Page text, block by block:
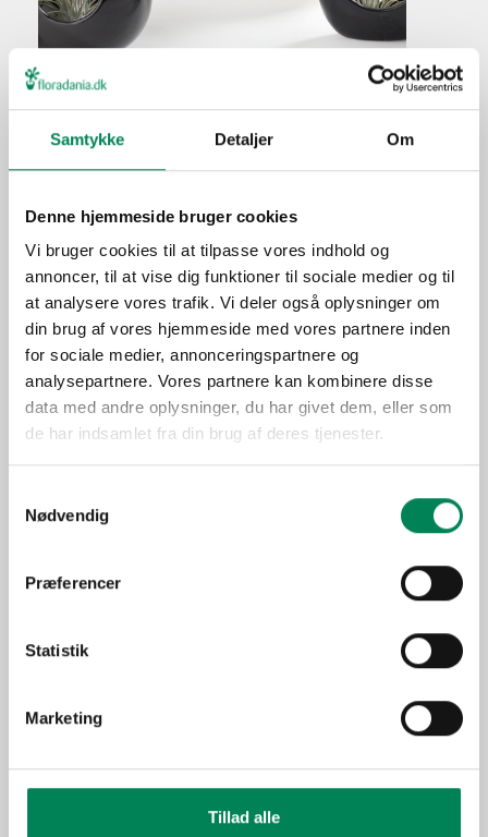
Samtykke Detaljer Om
Denne hjemmeside bruger cookies
Vi bruger cookies til at tilpasse vores indhold og
annoncer, til at vise dig funktioner til sociale medier og til
at analysere vores trafik. Vi deler også oplysninger om
din brug af vores hjemmeside med vores partnere inden
for sociale medier, annonceringspartnere og
analysepartnere. Vores partnere kan kombinere disse
data med andre oplysninger, du har givet dem, eller som
de har indsamlet fra din brug af deres tjenester.
Nødvendig
Præferencer
Statistik
Marketing
Tillad alle
Tillandsia
Familie
Bromeliaceae
Navn
sp
Populærnavn
Tillandsia
Vanding
Lad pottejorden tørre let ud
mellem vandingerne.
Gødning
Ingen gødning.
Placering
Inde
Anvendelse
Sæson